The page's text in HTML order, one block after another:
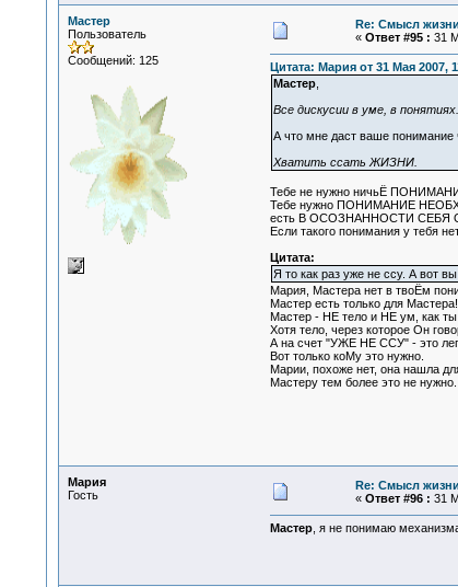
Мастер
Пользователь
Сообщений: 125
Re: Смысл
« Ответ #95 : 31
Цитата: Мария от 31 Мая 2007,
Мастер,
Все дискусии в уме, в
А что мне даст ваше понимание
Хватить ссать ЖИЗНИ.
Тебе не нужно ничьЁ
Тебе нужно ПОНИМАНИЕ
есть В ОСОЗНАННОСТИ
Если такого понимания у тебя
Цитата:
Я то как раз уже не ссу. А вот
Мария, Мастера нет в твоЁм
Мастер есть только для Мастера!
Мастер - НЕ тело и НЕ ум, как ты
Хотя тело, через которое Он
А на счет "УЖЕ НЕ ССУ" - это
Вот только коМу это нужно.
Марии, похоже нет, она нашла
Мастеру тем более это не нужно.
Мария
Гость
Re: Смысл
« Ответ #96 : 31
Мастер, я не понимаю